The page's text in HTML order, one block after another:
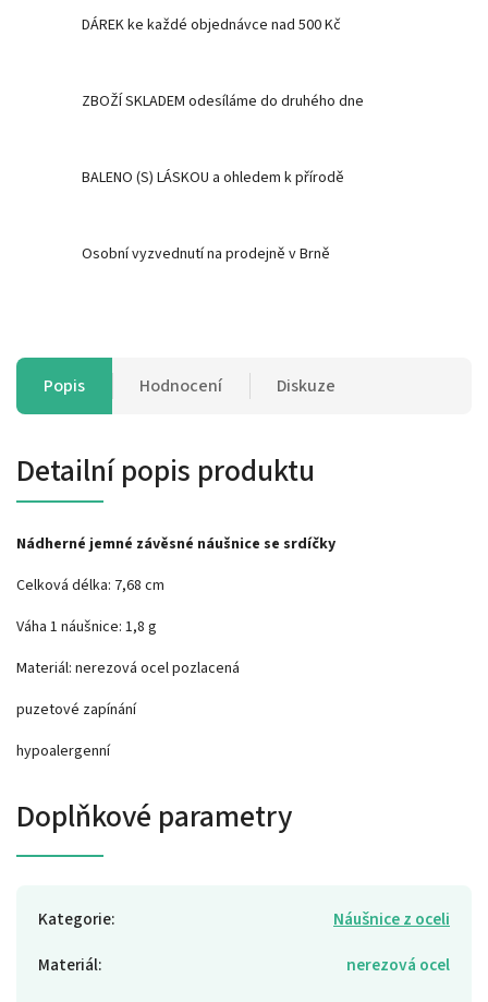
DÁREK ke každé objednávce nad 500 Kč
ZBOŽÍ SKLADEM odesíláme do druhého dne
BALENO (S) LÁSKOU a ohledem k přírodě
Osobní vyzvednutí na prodejně v Brně
Popis Hodnocení Diskuze
Detailní popis produktu
Nádherné jemné závěsné náušnice se srdíčky
Celková délka: 7,68 cm
Váha 1 náušnice: 1,8 g
Materiál: nerezová ocel pozlacená
puzetové zapínání
hypoalergenní
Doplňkové parametry
Kategorie:
Náušnice z oceli
Materiál:
nerezová ocel